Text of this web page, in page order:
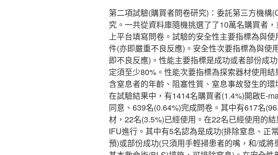
第二項試驗(購買者問卷研究)：委託第三方機構
究。一共從資料庫隨機挑選了了10萬名購買者
上平台填寫問卷。試驗的安全性主要指標為與
件(亦即嚴重不良反應)。安全性次要指標為與使
即不良反應)。性能主要指標是成功或者部份成
定須至少80%。性能次要指標為探索器材使用
含窒息者的年齡、阻塞性質、窒息事故發生的環
在試驗結果中，有1414名購買者(1.4%)開啟E-
同意、639名(0.64%)完成問卷。其中有617名
材，22名(3.5%)已經使用。在22名已經使用的
IFU進行。其中有5名認為是成功(排除窒息、正
預)或部份成功(只須用手輕掃患者的嘴，和/或將